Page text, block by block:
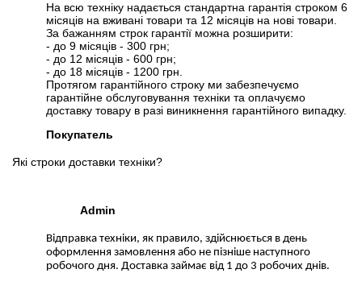
На всю техніку надається стандартна гарантія строком 6
місяців на вживані товари та 12 місяців на нові товари.
За бажанням строк гарантії можна розширити:
- до 9 місяців - 300 грн;
- до 12 місяців - 600 грн;
- до 18 місяців - 1200 грн.
Протягом гарантійного строку ми забезпечуємо
гарантійне обслуговування техніки та оплачуємо
доставку товару в разі виникнення гарантійного випадку.
Покупатель
Які строки доставки техніки?
Admin
Відправка техніки, як правило, здійснюється в день
оформлення замовлення або не пізніше наступного
робочого дня. Доставка займає від 1 до 3 робочих днів.